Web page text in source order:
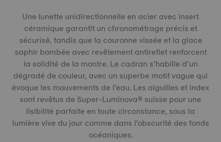
Une lunette unidirectionnelle en acier avec insert
céramique garantit un chronométrage précis et
sécurisé, tandis que la couronne vissée et la glace
saphir bombée avec revêtement antireflet renforcent
la solidité de la montre. Le cadran s’habille d’un
dégradé de couleur, avec un superbe motif vague qui
évoque les mouvements de l’eau. Les aiguilles et index
sont revêtus de Super-Luminova® suisse pour une
lisibilité parfaite en toute circonstance, sous la
lumière vive du jour comme dans l’obscurité des fonds
océaniques.